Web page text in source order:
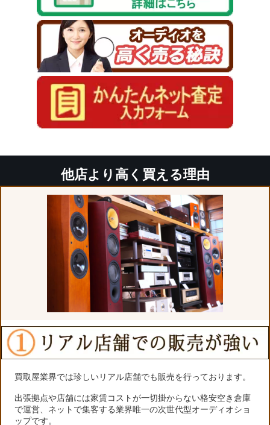
他店より高く買える理由
買取屋業界では珍しいリアル店舗でも販売を行っております。
出張拠点や店舗には家賃コストが一切掛からない格安空き倉庫
で運営、ネットで集客する業界唯一の次世代型オーディオショ
ップです。